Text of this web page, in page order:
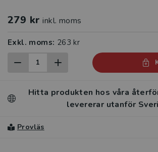
279 kr inkl. moms
Exkl. moms: 263 kr
Hitta produkten hos våra
levererar utanför
Provläs